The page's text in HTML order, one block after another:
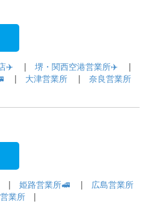
✈️ | 堺・関西空港営業所✈️ |
| 大津営業所| 奈良営業所
姫路営業所🚅| 広島営業所
業所|